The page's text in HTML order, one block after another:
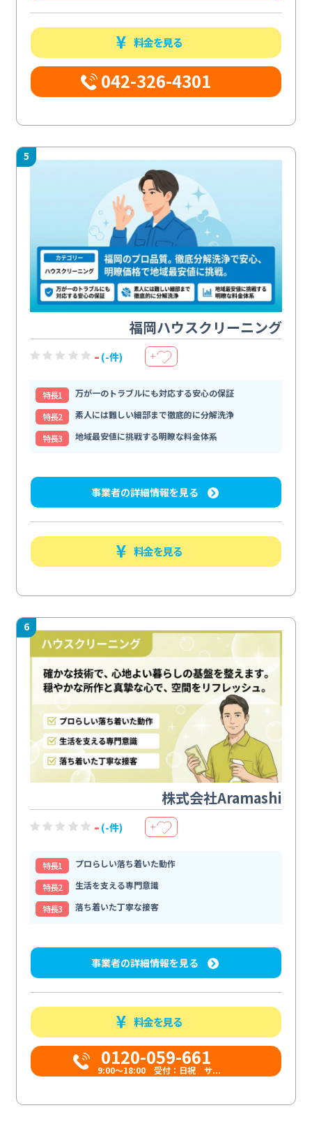
料金を見る
042-326-4301
5
福岡ハウスクリーニング
- (-件) ＋
特⻑1
万が一のトラブルにも対応する安心の保証
特⻑2
素人には難しい細部まで徹底的に分解洗浄
特⻑3
地域最安値に挑戦する明瞭な料金体系
事業者の詳細情報を見る
料金を見る
6
株式会社Aramashi
- (-件) ＋
特⻑1
プロらしい落ち着いた動作
特⻑2
生活を支える専門意識
特⻑3
落ち着いた丁寧な接客
事業者の詳細情報を見る
料金を見る
0120-059-661
9:00〜18:00 受付：日祝 サ...